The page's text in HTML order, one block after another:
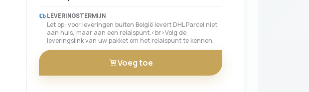
LEVERINGSTERMIJN
Let op: voor leveringen buiten België levert DHL Parcel niet
aan huis, maar aan een relaispunt.<br>Volg de
leveringslink van uw pakket om het relaispunt te kennen.
Voeg toe